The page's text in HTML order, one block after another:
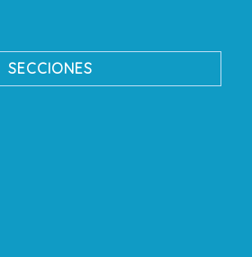
SECCIONES